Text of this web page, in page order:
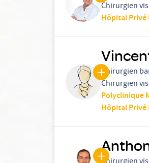
Chirurgien
Hôpital
Chirurgien
Chirurgien
Polyclinique
Hôpital